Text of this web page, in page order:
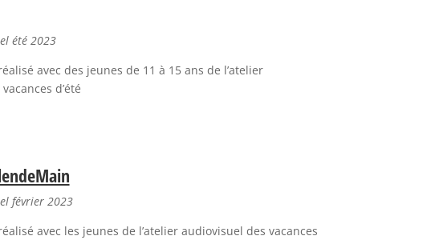
été 2023
avec des jeunes de 11 à 15 ans de l’atelier
d’été
février 2023
avec les jeunes de l’atelier audiovisuel des vacances